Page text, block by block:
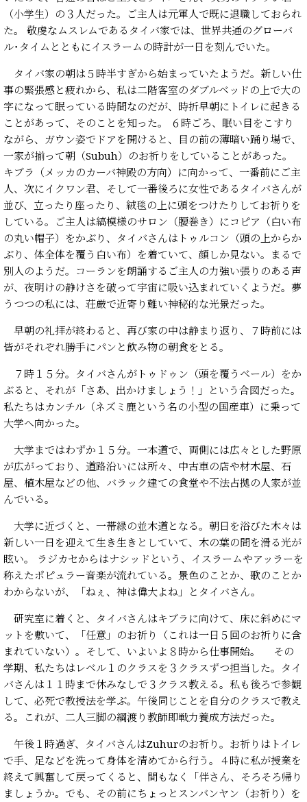
（小学生）の３人だった。ご主人は元軍人で既に退職しておられ
た。 敬虔なムスレムであるタイバ家では、世界共通のグローバ
ル･タイムとともにイスラームの時計が一日を刻んでいた。
タイバ家の朝は５時半すぎから始まっていたようだ。新しい仕
事の緊張感と疲れから、私は二階客室のダブルベッドの上で大の
字になって眠っている時間なのだが、時折早朝にトイレに起きる
ことがあって、そのことを知った。 ６時ごろ、眠い目をこすり
ながら、ガウン姿でドアを開けると、目の前の薄暗い踊り場で、
一家が揃って朝（Subuh）のお祈りをしていることがあった。
キブラ（メッカのカーバ神殿の方向）に向かって、一番前にご主
人、次にイクワン君、そして一番後ろに女性であるタイバさんが
並び、立ったり座ったり、絨毯の上に頭をつけたりしてお祈りを
している。ご主人は縞模様のサロン（腰巻き）にコピア（白い布
の丸い帽子）をかぶり、タイバさんはトゥルコン（頭の上からか
ぶり、体全体を覆う白い布）を着ていて、顔しか見ない。まるで
別人のようだ。コーランを朗誦するご主人の力強い張りのある声
が、夜明けの静けさを破って宇宙に吸い込まれていくようだ。夢
うつつの私には、荘厳で近寄り難い神秘的な光景だった。
早朝の礼拝が終わると、再び家の中は静まり返り、７時前には
皆がそれぞれ勝手にパンと飲み物の朝食をとる。
７時１５分。タイバさんがトゥドゥン（頭を覆うベール）をか
ぶると、それが「さあ、出かけましょう！」という合図だった。
私たちはカンチル（ネズミ鹿という名の小型の国産車）に乗って
大学へ向かった。
大学まではわずか１５分。一本道で、両側には広々とした野原
が広がっており、道路沿いには所々、中古車の店や材木屋、石
屋、植木屋などの他、バラック建ての食堂や不法占拠の人家が並
んでいる。
大学に近づくと、一帯緑の並木道となる。朝日を浴びた木々は
新しい一日を迎えて生き生きとしていて、木の葉の間を滑る光が
眩い。 ラジカセからはナシッドという、イスラームやアッラーを
称えたポピュラー音楽が流れている。景色のことか、歌のことか
わからないが、「ねぇ、神は偉大よね」とタイバさん。
研究室に着くと、タイバさんはキブラに向けて、床に斜めにマ
ットを敷いて、「任意」のお祈り（これは一日５回のお祈りに含
まれていない）。そして、いよいよ８時から仕事開始。 その
学期、私たちはレベル１のクラスを３クラスずつ担当した。タイ
バさんは１１時まで休みなしで３クラス教える。私も後ろで参観
して、必死で教授法を学ぶ。午後同じことを自分のクラスで教え
る。これが、二人三脚の綱渡り教師即戦力養成方法だった。
午後１時過ぎ、タイバさんはZuhurのお祈り。お祈りはトイレ
で手、足などを洗って身体を清めてから行う。４時に私が授業を
終えて興奮して戻ってくると、間もなく「伴さん、そろそろ帰り
ましょうか。でも、その前にちょっとスンバンヤン（お祈り）を